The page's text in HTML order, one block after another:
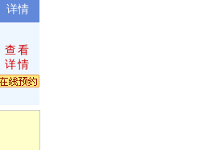
详情
查看
详情